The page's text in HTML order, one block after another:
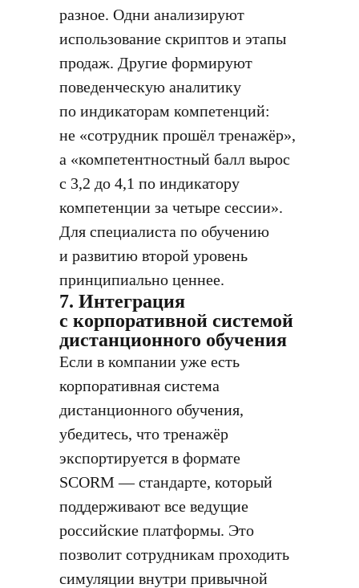
разное. Одни анализируют
использование скриптов и этапы
продаж. Другие формируют
поведенческую аналитику
по индикаторам компетенций:
не «сотрудник прошёл тренажёр»,
а «компетентностный балл вырос
с 3,2 до 4,1 по индикатору
компетенции за четыре сессии».
Для специалиста по обучению
и развитию второй уровень
принципиально ценнее.
7. Интеграция
с корпоративной системой
дистанционного обучения
Если в компании уже есть
корпоративная система
дистанционного обучения,
убедитесь, что тренажёр
экспортируется в формате
SCORM — стандарте, который
поддерживают все ведущие
российские платформы. Это
позволит сотрудникам проходить
симуляции внутри привычной